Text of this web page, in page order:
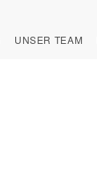
UNSER TEAM